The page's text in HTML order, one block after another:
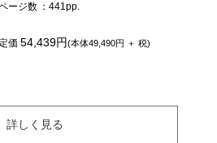
ージ数 ：441pp.
定価54,439円(本体49,490円 ＋ 税)
詳しく見る